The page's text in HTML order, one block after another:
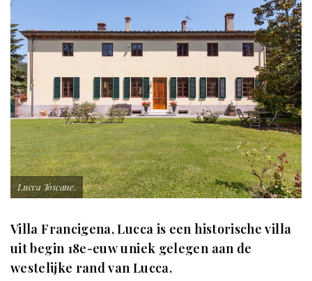
Lucca Toscane.
Villa Francigena, Lucca is een historische villa
uit begin 18e-euw uniek gelegen aan de
westelijke rand van Lucca.